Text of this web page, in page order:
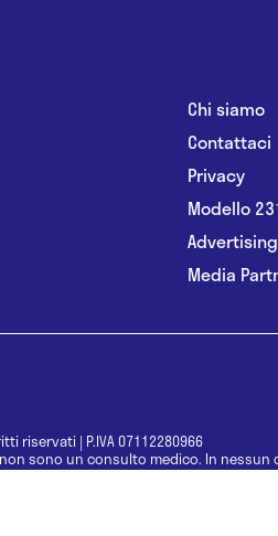
Chi siamo
Contattaci
Privacy
Modello
Advertising
Media
riservati| P.IVA 07112280966
sono un consulto medico. In
devono considerare le informazioni